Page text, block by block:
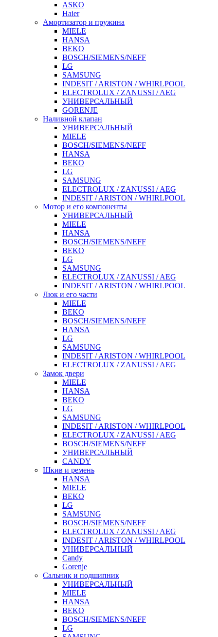
ASKO
Haier
Амортизатор и пружина
MIELE
HANSA
BEKO
BOSCH/SIEMENS/NEFF
LG
SAMSUNG
INDESIT / ARISTON / WHIRLPOOL
ELECTROLUX / ZANUSSI / AEG
УНИВЕРСАЛЬНЫЙ
GORENJE
Наливной клапан
УНИВЕРСАЛЬНЫЙ
MIELE
BOSCH/SIEMENS/NEFF
HANSA
BEKO
LG
SAMSUNG
ELECTROLUX / ZANUSSI / AEG
INDESIT / ARISTON / WHIRLPOOL
Мотор и его компоненты
УНИВЕРСАЛЬНЫЙ
MIELE
HANSA
BOSCH/SIEMENS/NEFF
BEKO
LG
SAMSUNG
ELECTROLUX / ZANUSSI / AEG
INDESIT / ARISTON / WHIRLPOOL
Люк и его части
MIELE
BEKO
BOSCH/SIEMENS/NEFF
HANSA
LG
SAMSUNG
INDESIT / ARISTON / WHIRLPOOL
ELECTROLUX / ZANUSSI / AEG
Замок двери
MIELE
HANSA
BEKO
LG
SAMSUNG
INDESIT / ARISTON / WHIRLPOOL
ELECTROLUX / ZANUSSI / AEG
BOSCH/SIEMENS/NEFF
УНИВЕРСАЛЬНЫЙ
CANDY
Шкив и ремень
HANSA
MIELE
BEKO
LG
SAMSUNG
BOSCH/SIEMENS/NEFF
ELECTROLUX / ZANUSSI / AEG
INDESIT / ARISTON / WHIRLPOOL
УНИВЕРСАЛЬНЫЙ
Candy
Gorenje
Сальник и подшипник
УНИВЕРСАЛЬНЫЙ
MIELE
HANSA
BEKO
BOSCH/SIEMENS/NEFF
LG